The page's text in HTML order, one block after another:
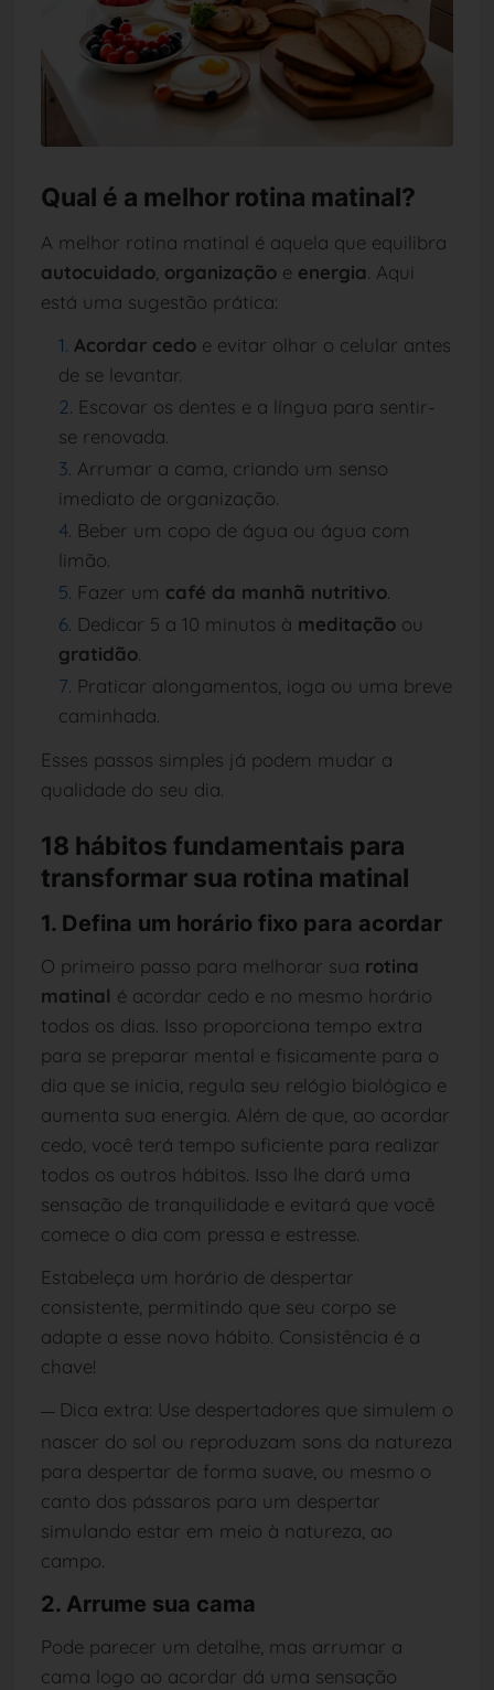
Qual é a melhor rotina matinal?
A melhor rotina matinal é aquela que equilibra
autocuidado, organizaçãoe energia . Aqui
está uma sugestão prática:
Acordar cedoe evitar olhar o celular antes
de se levantar.
Escovar os dentes e a língua para sentir-
se renovada.
Arrumar a cama, criando um senso
imediato de organização.
Beber um copo de água ou água com
limão.
Fazer um café da manhã nutritivo.
Dedicar 5 a 10 minutos à meditaçãoou
gratidão.
Praticar alongamentos, ioga ou uma breve
caminhada.
Esses passos simples já podem mudar a
qualidade do seu dia.
18 hábitos fundamentais para
transformar sua rotina matinal
1. Defina um horário fixo para acordar
O primeiro passo para melhorar sua rotina
matinal é acordar cedo e no mesmo horário
todos os dias. Isso proporciona tempo extra
para se preparar mental e fisicamente para o
dia que se inicia, regula seu relógio biológico e
aumenta sua energia. Além de que, ao acordar
cedo, você terá tempo suficiente para realizar
todos os outros hábitos. Isso lhe dará uma
sensação de tranquilidade e evitará que você
comece o dia com pressa e estresse.
Estabeleça um horário de despertar
consistente, permitindo que seu corpo se
adapte a esse novo hábito. Consistência é a
chave!
— Dica extra: Use despertadores que simulem o
nascer do sol ou reproduzam sons da natureza
para despertar de forma suave, ou mesmo o
canto dos pássaros para um despertar
simulando estar em meio à natureza, ao
campo.
2. Arrume sua cama
Pode parecer um detalhe, mas arrumar a
cama logo ao acordar dá uma sensação